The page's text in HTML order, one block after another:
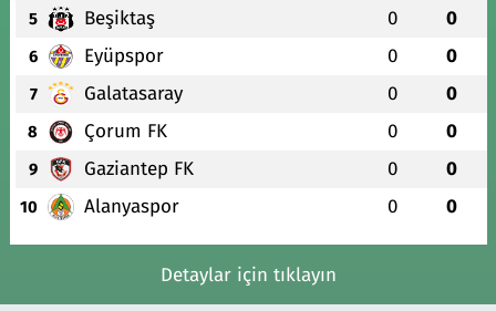
5 Beşiktaş 0 0
6 Eyüpspor 0 0
7 Galatasaray 0 0
8 Çorum FK 0 0
9 Gaziantep FK 0 0
10 Alanyaspor 0 0
Detaylar için tıklayın